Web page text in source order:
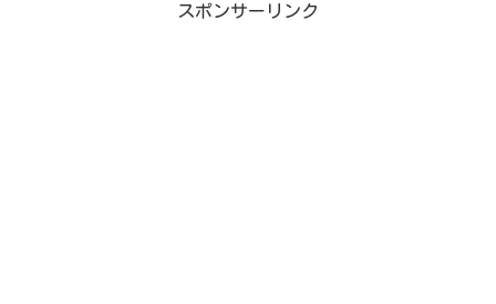
スポンサーリンク